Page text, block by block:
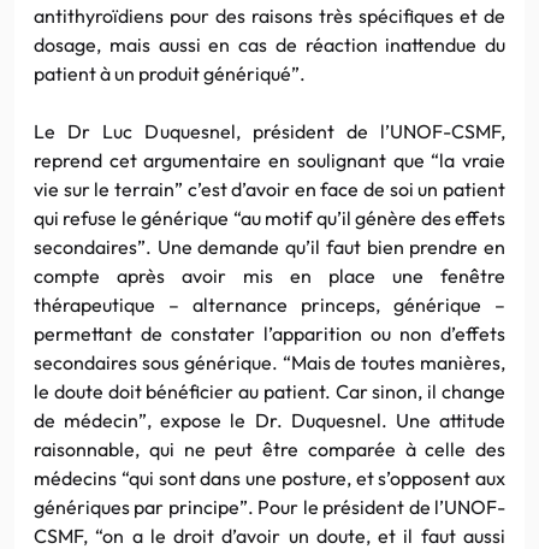
antithyroïdiens pour des raisons très spécifiques et de
dosage, mais aussi en cas de réaction inattendue du
patient à un produit génériqué”.
Le Dr Luc Duquesnel, président de l’UNOF-CSMF,
reprend cet argumentaire en soulignant que “la vraie
vie sur le terrain” c’est d’avoir en face de soi un patient
qui refuse le générique “au motif qu’il génère des effets
secondaires”. Une demande qu’il faut bien prendre en
compte après avoir mis en place une fenêtre
thérapeutique – alternance princeps, générique –
permettant de constater l’apparition ou non d’effets
secondaires sous générique. “Mais de toutes manières,
le doute doit bénéficier au patient. Car sinon, il change
de médecin”, expose le Dr. Duquesnel. Une attitude
raisonnable, qui ne peut être comparée à celle des
médecins “qui sont dans une posture, et s’opposent aux
génériques par principe”. Pour le président de l’UNOF-
CSMF, “on a le droit d’avoir un doute, et il faut aussi